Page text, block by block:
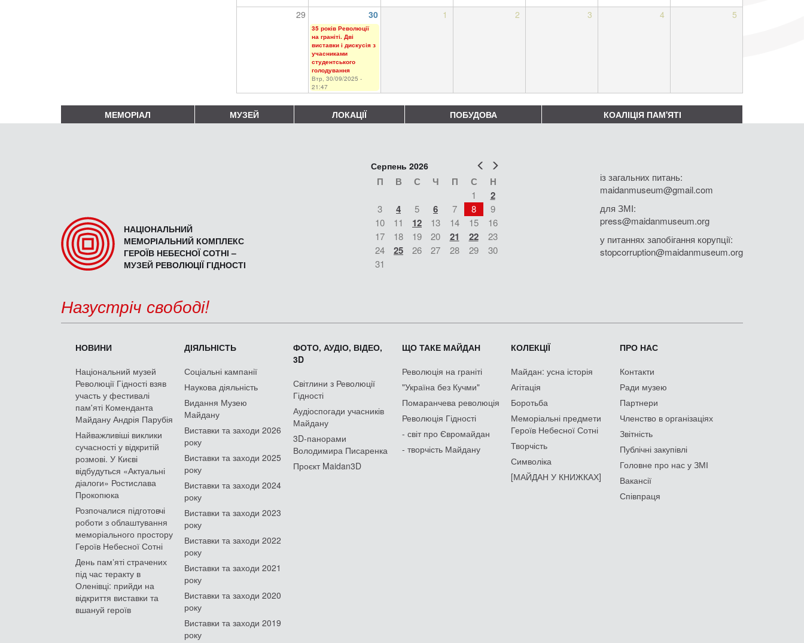
29 30 1 2 3 4 5
35 років Революції
на граніті. Дві
виставки і дискусія з
учасниками
студентського
голодування
Втр, 30/09/2025 -
21:47
МЕМОРІАЛ МУЗЕЙ ЛОКАЦІЇ ПОБУДОВА КОАЛІЦІЯ ПАМ'ЯТІ
НАЦІОНАЛЬНИЙ
МЕМОРІАЛЬНИЙ КОМПЛЕКС
ГЕРОЇВ НЕБЕСНОЇ СОТНІ –
МУЗЕЙ РЕВОЛЮЦІЇ ГІДНОСТІ
Попер
Серпень 2026
П В С Ч П С Н
1 2
3 4 5 6 7 8
9
10
11 12 13 14 15
16
17
18 19 20 21 22
23
24
25 26 27 28 29
30
31
із загальних питань:
maidanmuseum@gmail.com
для ЗМІ:
press@maidanmuseum.org
у питаннях запобігання корупції:
stopcorruption@maidanmuseum.org
Назустріч свободі!
НОВИНИ
Національний музей
Революції Гідності взяв
участь у фестивалі
пам'яті Коменданта
Майдану Андрія Парубія
Найважливіші виклики
сучасності у відкритій
розмові. У Києві
відбудуться «Актуальні
діалоги» Ростислава
Прокопюка
Розпочалися підготовчі
роботи з облаштування
меморіального простору
Героїв Небесної Сотні
День памʼяті страчених
під час теракту в
Оленівці: прийди на
відкриття виставки та
вшануй героїв
ДІЯЛЬНІСТЬ
Соціальні кампанії
Наукова діяльність
Видання Музею
Майдану
Виставки та заходи 2026
року
Виставки та заходи 2025
року
Виставки та заходи 2024
року
Виставки та заходи 2023
року
Виставки та заходи 2022
року
Виставки та заходи 2021
року
Виставки та заходи 2020
року
Виставки та заходи 2019
року
ФОТО, АУДІО, ВІДЕО,
3D
Світлини з Революції
Гідності
Аудіоспогади учасників
Майдану
3D-панорами
Володимира Писаренка
Проєкт Maidan3D
ЩО ТАКЕ МАЙДАН
Революція на граніті
"Україна без Кучми"
Помаранчева революція
Революція Гідності
- світ про Євромайдан
- творчість Майдану
КОЛЕКЦІЇ
Майдан: усна історія
Агітація
Боротьба
Меморіальні предмети
Героїв Небесної Сотні
Творчість
Символіка
[МАЙДАН У КНИЖКАХ]
ПРО НАС
Контакти
Ради музею
Партнери
Членство в організаціях
Звітність
Публічні закупівлі
Головне про нас у ЗМІ
Вакансії
Співпраця